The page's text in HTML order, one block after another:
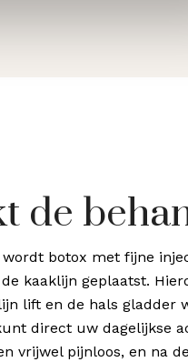
de
botox met fijne
kaaklijn geplaatst.
lift en de hals gladder
direct uw dagelijkse
vrijwel pijnloos, en na